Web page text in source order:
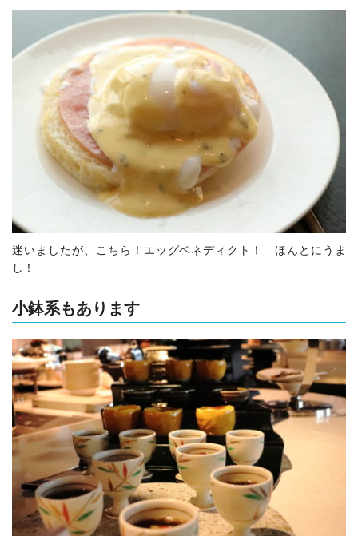
迷いましたが、こちら！エッグベネディクト！ ほんとにうま
し！
小鉢系もあります